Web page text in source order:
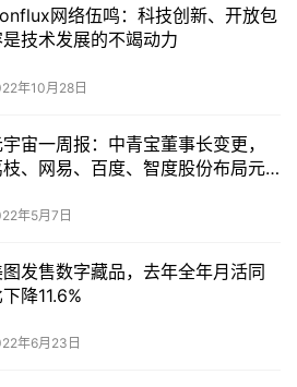
网络伍鸣：科技创新、开放包
是技术发展的不竭动力
年10月28日
宙一周报：中青宝董事长变更，
枝、网易、百度、智度股份布局元
年5月7日
发售数字藏品，去年全年月活同
下降11.6%
年6月23日